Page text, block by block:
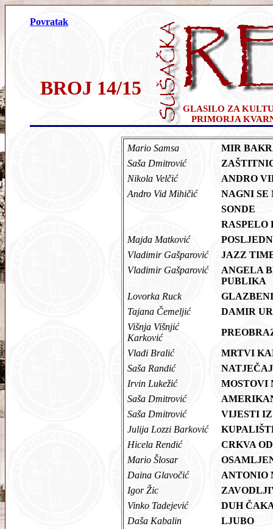
Povratak
GLASILO ZA
PRIMORJA
BROJ 14/15
Mario Samsa
MIR
Saša Dmitrović
Nikola Velčić
ANDRO
Andro Vid Mihičić
NAGNI SE
SONDE
Majda Matković
Vladimir Gašparović
JAZZ
Vladimir Gašparović
ANGELA
PUBLIKA
Lovorka Ruck
Tajana Čemeljić
DAMIR
Višnja Višnjić
Karković
Vladi Bralić
MRTVI
Saša Randić
Irvin Lukežić
Saša Dmitrović
Saša Dmitrović
VIJESTI
Julija Lozzi Barković
Hicela Rendić
CRKVA
Mario Šlosar
Daina Glavočić
Igor Žic
Vinko Tadejević
DUH
Daša Kabalin
LJUBO